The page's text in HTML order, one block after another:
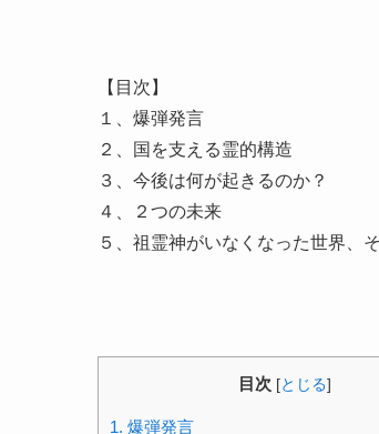
【目次】
１、爆弾発言
２、国を支える霊的構造
３、今後は何が起きるのか？
４、２つの未来
５、祖霊神がいなくなった世界、
目次 [とじる]
1. 爆弾発言